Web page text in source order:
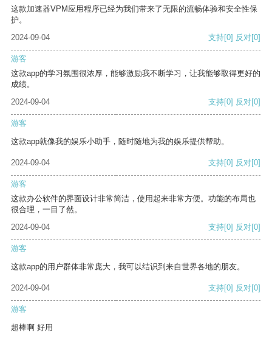
这款加速器VPM应用程序已经为我们带来了无限的流畅体验和安全性保
护。
2024-09-04
支持[0] 反对[0]
游客
这款app的学习氛围很浓厚，能够激励我不断学习，让我能够取得更好的
成绩。
2024-09-04
支持[0] 反对[0]
游客
这款app就像我的娱乐小助手，随时随地为我的娱乐提供帮助。
2024-09-04 支持[0] 反对[0]
游客
这款办公软件的界面设计非常简洁，使用起来非常方便。功能的布局也
很合理，一目了然。
2024-09-04
支持[0] 反对[0]
游客
这款app的用户群体非常庞大，我可以结识到来自世界各地的朋友。
2024-09-04 支持[0] 反对[0]
游客
超棒啊 好用